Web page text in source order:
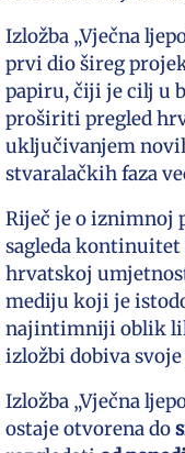
Izložba „Vječna
prvi dio šireg
papiru, čiji je cilj u
proširiti pregled
uključivanjem
stvaralačkih faza
Riječ je o iznimnoj
sagleda
hrvatskoj
mediju koji je
najintimniji oblik
izložbi dobiva
Izložba „Vječna
ostaje otvorena do